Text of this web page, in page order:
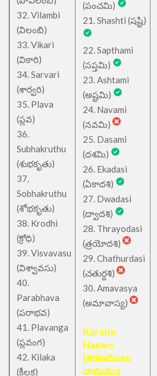
32. Vilambi
(విలంబి)
33. Vikari
(వికారి)
34. Sarvari
(శార్వరి)
35. Plava
(ప్లవ)
36.
Subhakruthu
(శుభకృతు)
37.
Sobhakruthu
(శోభకృతు)
38. Krodhi
(క్రోధి)
39. Visvavasu
(విశ్వావసు)
40.
Parabhava
(పరాభవ)
41. Plavanga
(ప్లవంగ)
42. Kilaka
(కీలక)
(పంచమి)
21. Shashti (షష్టి)
22. Sapthami
(సప్తమి)
23. Ashtami
(అష్టమి)
24. Navami
(నవమి)
25. Dasami
(దశమి)
26. Ekadasi
(ఏకాదశి)
27. Dwadasi
(ద్వాదశి)
28. Thrayodasi
(త్రయోదశి)
29. Chathurdasi
(చతుర్దశి)
30. Amavasya
(అమావాస్య)
Karana
Names
(కరణములు
నామము)